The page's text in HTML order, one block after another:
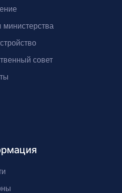
министерства
совет